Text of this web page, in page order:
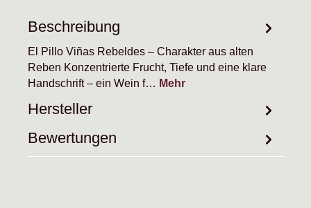
Beschreibung
El Pillo Viñas Rebeldes – Charakter aus alten
Reben Konzentrierte Frucht, Tiefe und eine klare
Handschrift – ein Wein f… Mehr
Hersteller
Bewertungen